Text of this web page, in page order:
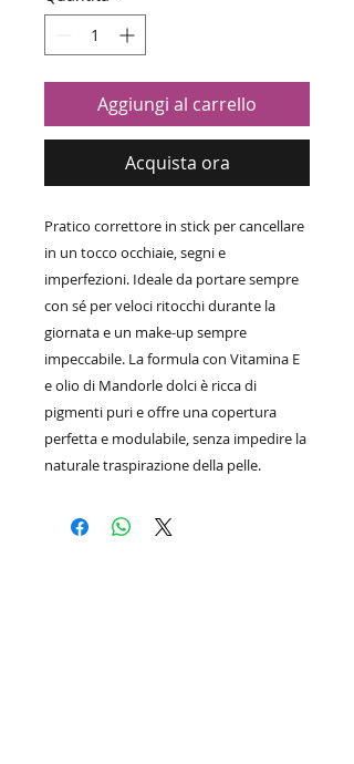
Aggiungi al carrello
Acquista ora
Pratico correttore in stick per cancellare
in un tocco occhiaie, segni e
imperfezioni. Ideale da portare sempre
con sé per veloci ritocchi durante la
giornata e un make-up sempre
impeccabile. La formula con Vitamina E
e olio di Mandorle dolci è ricca di
pigmenti puri e offre una copertura
perfetta e modulabile, senza impedire la
naturale traspirazione della pelle.